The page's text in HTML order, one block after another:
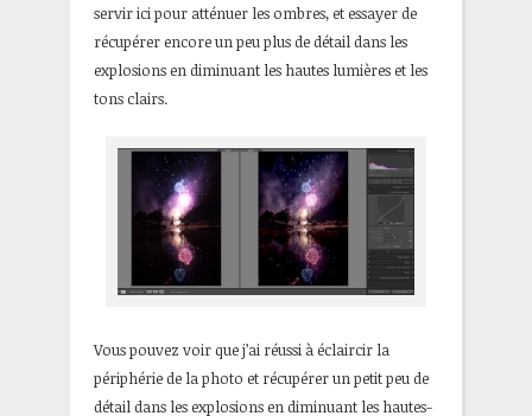
servir ici pour atténuer les ombres, et essayer de
récupérer encore un peu plus de détail dans les
explosions en diminuant les hautes lumières et les
tons clairs.
Vous pouvez voir que j’ai réussi à éclaircir la
périphérie de la photo et récupérer un petit peu de
détail dans les explosions en diminuant les hautes-